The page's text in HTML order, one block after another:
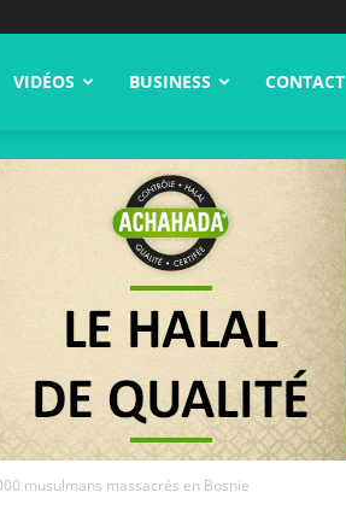
VIDÉOS BUSINESS CONTACT
musulmans massacrés en Bosnie